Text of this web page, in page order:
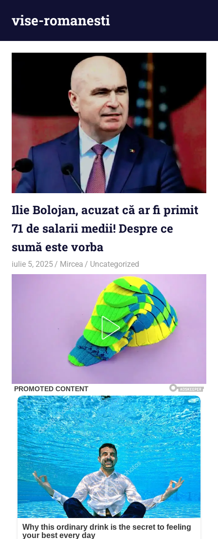
vise-romanesti
Ilie Bolojan, acuzat că ar fi primit
71 de salarii medii! Despre ce
sumă este vorba
iulie 5, 2025 Mircea Uncategorized